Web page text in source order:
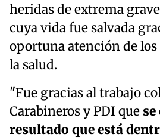
heridas de extrema
cuya vida fue salvada
oportuna atención de
la salud.
"Fue gracias al trabajo
Carabineros y PDI que
resultado que está